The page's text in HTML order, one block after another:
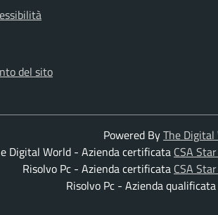
del sito
Powered ByThe Digital
Digital World - Azienda certificata CSA
Risolvo Pc - Azienda certificata CSA
Risolvo Pc - Azienda qualificata